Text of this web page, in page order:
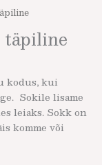
täpiline
kodus, kui
Sokile lisame
leiaks. Sokk on
komme või